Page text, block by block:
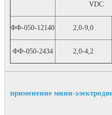
VDC
ФФ-050-12140 2,0-9,0
ФФ-050-2434 2,0-4,2
применение мини-